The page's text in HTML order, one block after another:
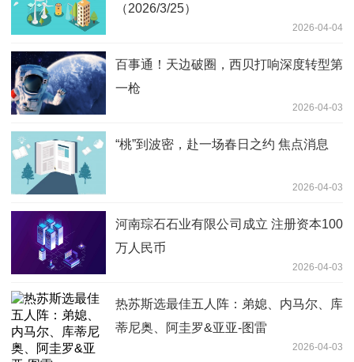
（2026/3/25）
2026-04-04
百事通！天边破圈，西贝打响深度转型第
一枪
2026-04-03
“桃”到波密，赴一场春日之约 焦点消息
2026-04-03
河南琮石石业有限公司成立 注册资本100
万人民币
2026-04-03
热苏斯选最佳五人阵：弟媳、内马尔、库
蒂尼奥、阿圭罗&亚亚-图雷
2026-04-03